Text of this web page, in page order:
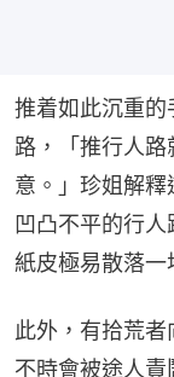
推着如此沉重
路，「推行人
意。」珍姐解
凹凸不平的行人
紙皮極易散落一
此外，有拾荒者
不時會被途人